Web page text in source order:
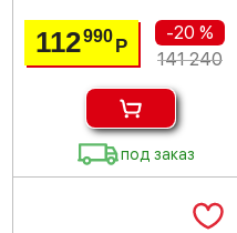
112990Р
-20 %
141 240
под заказ